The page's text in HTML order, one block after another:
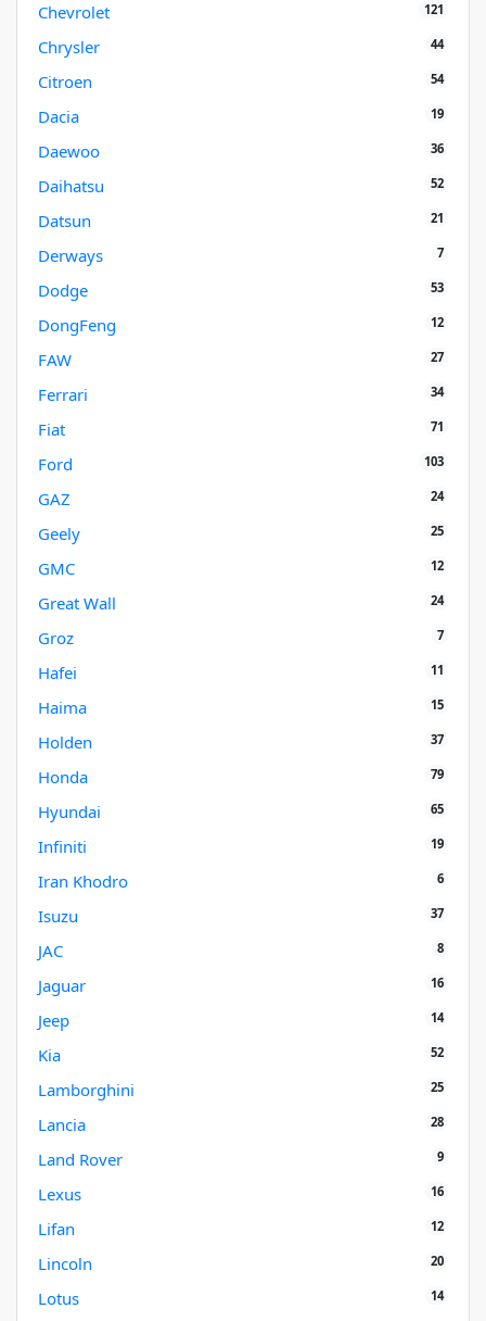
Chevrolet 121
Chrysler 44
Citroen 54
Dacia 19
Daewoo 36
Daihatsu 52
Datsun 21
Derways 7
Dodge 53
DongFeng 12
FAW 27
Ferrari 34
Fiat 71
Ford 103
GAZ 24
Geely 25
GMC 12
Great Wall 24
Groz 7
Hafei 11
Haima 15
Holden 37
Honda 79
Hyundai 65
Infiniti 19
Iran Khodro 6
Isuzu 37
JAC 8
Jaguar 16
Jeep 14
Kia 52
Lamborghini 25
Lancia 28
Land Rover 9
Lexus 16
Lifan 12
Lincoln 20
Lotus 14